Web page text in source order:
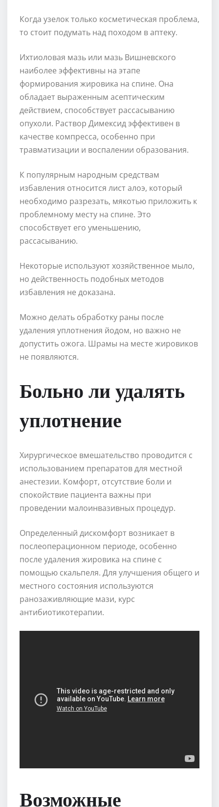
Когда узелок только косметическая проблема,
то стоит подумать над походом в аптеку.
Ихтиоловая мазь или мазь Вишневского
наиболее эффективны на этапе
формирования жировика на спине. Она
обладает выраженным асептическим
действием, способствует рассасыванию
опухоли. Раствор Димексид эффективен в
качестве компресса, особенно при
травматизации и воспалении образования.
К популярным народным средствам
избавления относится лист алоэ, который
необходимо разрезать, мякотью приложить к
проблемному месту на спине. Это
способствует его уменьшению,
рассасыванию.
Некоторые используют хозяйственное мыло,
но действенность подобных методов
избавления не доказана.
Можно делать обработку раны после
удаления уплотнения йодом, но важно не
допустить ожога. Шрамы на месте жировиков
не появляются.
Больно ли удалять
уплотнение
Хирургическое вмешательство проводится с
использованием препаратов для местной
анестезии. Комфорт, отсутствие боли и
спокойствие пациента важны при
проведении малоинвазивных процедур.
Определенный дискомфорт возникает в
послеоперационном периоде, особенно
после удаления жировика на спине с
помощью скальпеля. Для улучшения общего и
местного состояния используются
ранозаживляющие мази, курс
антибиотикотерапии.
Возможные